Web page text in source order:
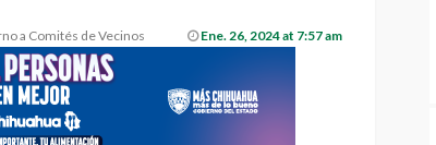
a Comités de Vecinos Ene. 26, 2024 at 7:57 am